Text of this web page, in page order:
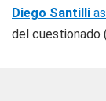
Diego Santilli
del cuestionado